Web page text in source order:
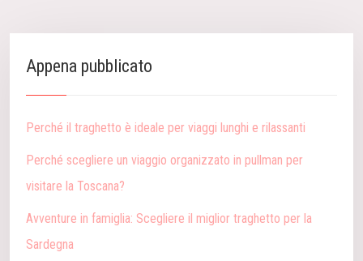
Appena pubblicato
Perché il traghetto è ideale per viaggi lunghi e rilassanti
Perché scegliere un viaggio organizzato in pullman per
visitare la Toscana?
Avventure in famiglia: Scegliere il miglior traghetto per la
Sardegna